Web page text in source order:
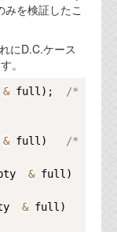
を検証したこ
にD.C.ケース
。
& full);
/*
& full)
/*
&
&
Copy